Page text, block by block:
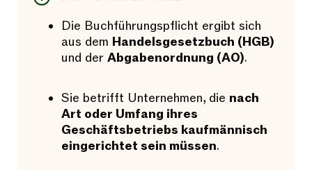
Die Buchführungspflicht ergibt sich
aus dem Handelsgesetzbuch (HGB)
und der Abgabenordnung (AO).
Sie betrifft Unternehmen, die nach
Art oder Umfang ihres
Geschäftsbetriebs kaufmännisch
eingerichtet sein müssen.